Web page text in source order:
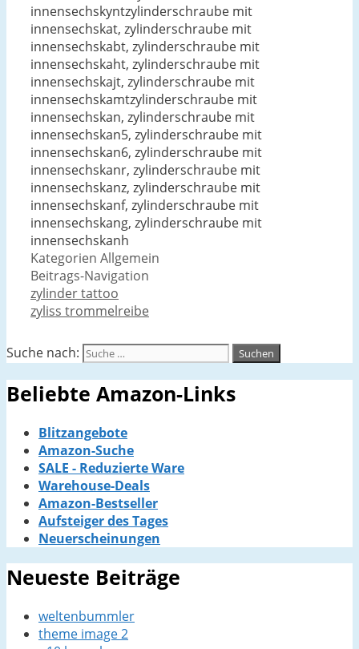
innensechskyntzylinderschraube mit
innensechskat, zylinderschraube mit
innensechskabt, zylinderschraube mit
innensechskaht, zylinderschraube mit
innensechskajt, zylinderschraube mit
innensechskamtzylinderschraube mit
innensechskan, zylinderschraube mit
innensechskan5, zylinderschraube mit
innensechskan6, zylinderschraube mit
innensechskanr, zylinderschraube mit
innensechskanz, zylinderschraube mit
innensechskanf, zylinderschraube mit
innensechskang, zylinderschraube mit
innensechskanh
Kategorien Allgemein
Beitrags-Navigation
zylinder tattoo
zyliss trommelreibe
Suche nach:
Beliebte Amazon-Links
Blitzangebote
Amazon-Suche
SALE - Reduzierte Ware
Warehouse-Deals
Amazon-Bestseller
Aufsteiger des Tages
Neuerscheinungen
Neueste Beiträge
weltenbummler
theme image 2